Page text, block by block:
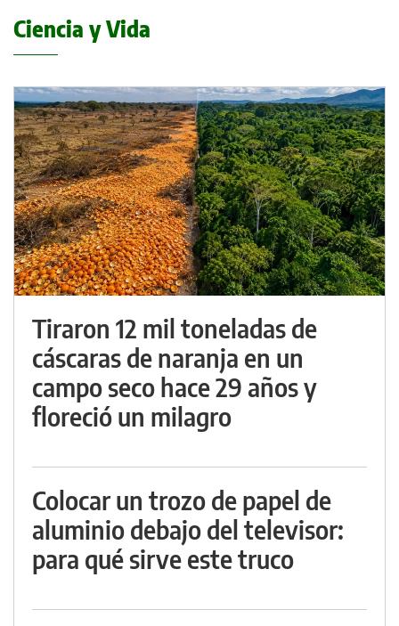
Ciencia y Vida
Tiraron 12 mil toneladas de
cáscaras de naranja en un
campo seco hace 29 años y
floreció un milagro
Colocar un trozo de papel de
aluminio debajo del televisor:
para qué sirve este truco